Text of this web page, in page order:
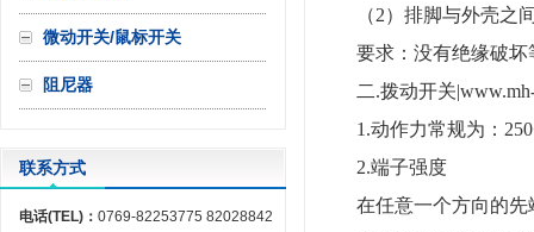
微动开关/鼠标开关
阻尼器
联系方式
电话(TEL)： 0769-82253775 82028842
（2）排脚与外壳之
要求：没有绝缘破坏
二.拨动开关
1.动作力常规为：
2.端子强度
在任意一个方向的先